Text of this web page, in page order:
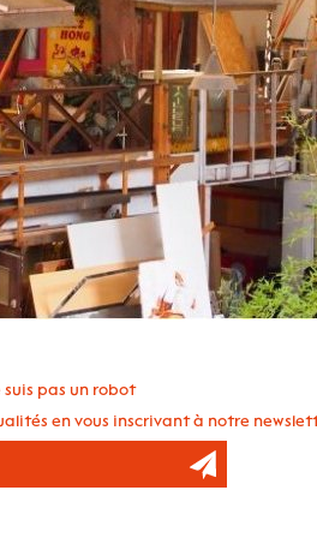
suis pas un robot
en vous inscrivant à notre